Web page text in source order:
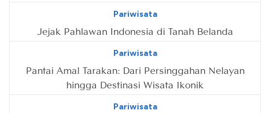
Pariwisata
Jejak Pahlawan Indonesia di Tanah Belanda
Pariwisata
Pantai Amal Tarakan: Dari Persinggahan Nelayan
hingga Destinasi Wisata Ikonik
Pariwisata